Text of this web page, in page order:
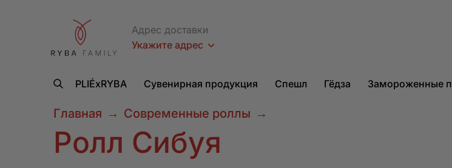
Адрес доставки
Укажите адрес
PLIÉxRYBA Сувенирная продукция Спешл Гёдза Замороженные
Главная → Современные роллы →
Ролл Сибуя